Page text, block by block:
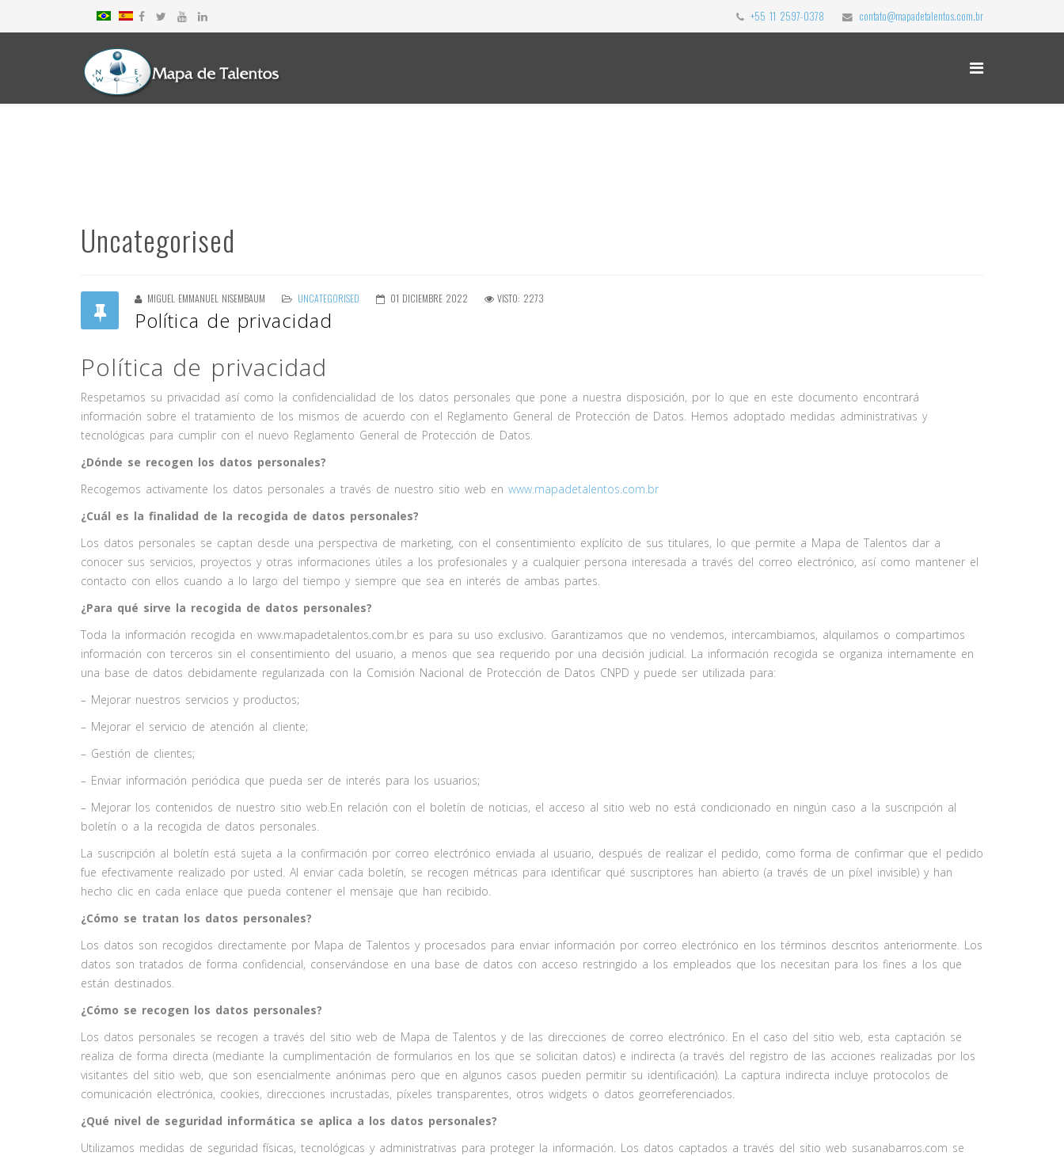
+55 11 2597-0378 contato@mapadetalentos.com.br
Uncategorised
MIGUEL EMMANUEL NISEMBAUM UNCATEGORISED 01 DICIEMBRE 2022 VISTO: 2273
Política de privacidad
Política de privacidad
Respetamos su privacidad así como la confidencialidad de los datos personales que pone a nuestra disposición, por lo que en este documento encontrará
información sobre el tratamiento de los mismos de acuerdo con el Reglamento General de Protección de Datos. Hemos adoptado medidas administrativas y
tecnológicas para cumplir con el nuevo Reglamento General de Protección de Datos.
¿Dónde se recogen los datos personales?
Recogemos activamente los datos personales a través de nuestro sitio web en www.mapadetalentos.com.br
¿Cuál es la finalidad de la recogida de datos personales?
Los datos personales se captan desde una perspectiva de marketing, con el consentimiento explícito de sus titulares, lo que permite a Mapa de Talentos dar a
conocer sus servicios, proyectos y otras informaciones útiles a los profesionales y a cualquier persona interesada a través del correo electrónico, así como mantener el
contacto con ellos cuando a lo largo del tiempo y siempre que sea en interés de ambas partes.
¿Para qué sirve la recogida de datos personales?
Toda la información recogida en www.mapadetalentos.com.br es para su uso exclusivo. Garantizamos que no vendemos, intercambiamos, alquilamos o compartimos
información con terceros sin el consentimiento del usuario, a menos que sea requerido por una decisión judicial. La información recogida se organiza internamente en
una base de datos debidamente regularizada con la Comisión Nacional de Protección de Datos CNPD y puede ser utilizada para:
– Mejorar nuestros servicios y productos;
– Mejorar el servicio de atención al cliente;
– Gestión de clientes;
– Enviar información periódica que pueda ser de interés para los usuarios;
– Mejorar los contenidos de nuestro sitio web.En relación con el boletín de noticias, el acceso al sitio web no está condicionado en ningún caso a la suscripción al
boletín o a la recogida de datos personales.
La suscripción al boletín está sujeta a la confirmación por correo electrónico enviada al usuario, después de realizar el pedido, como forma de confirmar que el pedido
fue efectivamente realizado por usted. Al enviar cada boletín, se recogen métricas para identificar qué suscriptores han abierto (a través de un píxel invisible) y han
hecho clic en cada enlace que pueda contener el mensaje que han recibido.
¿Cómo se tratan los datos personales?
Los datos son recogidos directamente por Mapa de Talentos y procesados para enviar información por correo electrónico en los términos descritos anteriormente. Los
datos son tratados de forma confidencial, conservándose en una base de datos con acceso restringido a los empleados que los necesitan para los fines a los que
están destinados.
¿Cómo se recogen los datos personales?
Los datos personales se recogen a través del sitio web de Mapa de Talentos y de las direcciones de correo electrónico. En el caso del sitio web, esta captación se
realiza de forma directa (mediante la cumplimentación de formularios en los que se solicitan datos) e indirecta (a través del registro de las acciones realizadas por los
visitantes del sitio web, que son esencialmente anónimas pero que en algunos casos pueden permitir su identificación). La captura indirecta incluye protocolos de
comunicación electrónica, cookies, direcciones incrustadas, píxeles transparentes, otros widgets o datos georreferenciados.
¿Qué nivel de seguridad informática se aplica a los datos personales?
Utilizamos medidas de seguridad físicas, tecnológicas y administrativas para proteger la información. Los datos captados a través del sitio web susanabarros.com se